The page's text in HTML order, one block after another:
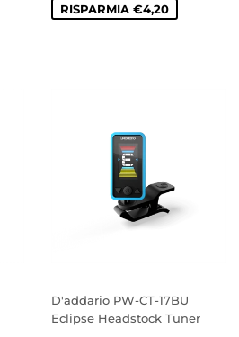
RISPARMIA €4,20
D'addario PW-CT-17BU
Eclipse Headstock Tuner